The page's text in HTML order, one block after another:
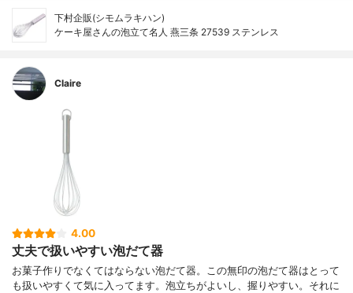
下村企販(シモムラキハン)
ケーキ屋さんの泡立て名人 燕三条 27539 ステンレス
Claire
4.00
丈夫で扱いやすい泡だて器
お菓子作りでなくてはならない泡だて器。この無印の泡だて器はとって
も扱いやすくて気に入ってます。泡立ちがよいし、握りやすい。それに